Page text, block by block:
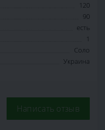
120
90
есть
1
Соло
Украина
Написать отзыв